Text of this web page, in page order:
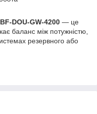
DOU-GW-4200 — це
баланс між потужністю,
резервного або